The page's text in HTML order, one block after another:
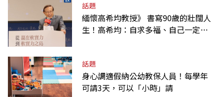
話題
緬懷高希均教授》 書寫90歲的壯闊人
生！高希均：自求多福、自己一定要
話題
身心調適假納公幼教保人員！每學年
可請3天，可以「小時」請